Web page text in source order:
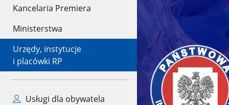
Kancelaria Premiera
Ministerstwa
Urzędy, instytucje
i placówki RP
Usługi dla obywatela